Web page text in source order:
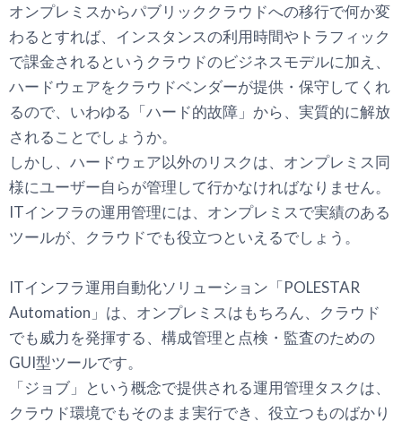
オンプレミスからパブリッククラウドへの移行で何か変
わるとすれば、インスタンスの利用時間やトラフィック
で課金されるというクラウドのビジネスモデルに加え、
ハードウェアをクラウドベンダーが提供・保守してくれ
るので、いわゆる「ハード的故障」から、実質的に解放
されることでしょうか。
しかし、ハードウェア以外のリスクは、オンプレミス同
様にユーザー自らが管理して行かなければなりません。
ITインフラの運用管理には、オンプレミスで実績のある
ツールが、クラウドでも役立つといえるでしょう。
ITインフラ運用自動化ソリューション「POLESTAR
Automation」は、オンプレミスはもちろん、クラウド
でも威力を発揮する、構成管理と点検・監査のための
GUI型ツールです。
「ジョブ」という概念で提供される運用管理タスクは、
クラウド環境でもそのまま実行でき、役立つものばかり